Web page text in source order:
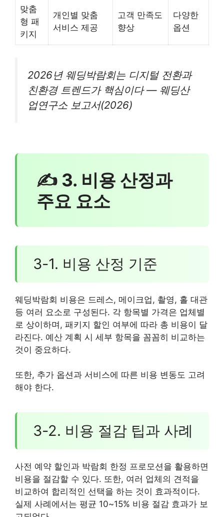
맞춤
형 패
키지
개인별 맞춤
서비스 제공
고객 만족도
향상
다양한
옵션
2026년 웨딩박람회는 디지털 전환과
친환경 트렌드가 핵심이다 — 웨딩산
업연구소 보고서(2026)
✍ 3. 비용 산정과
주요 요소
3-1. 비용 산정 기준
웨딩박람회 비용은 드레스, 메이크업, 촬영, 홀 대관
등 여러 요소로 구성된다. 각 항목별 가격은 업체별
로 상이하며, 패키지 할인 여부에 따라 총 비용이 달
라진다. 예산 계획 시 세부 항목을 꼼꼼히 비교하는
것이 중요하다.
또한, 추가 옵션과 서비스에 따른 비용 변동도 고려
해야 한다.
3-2. 비용 절감 팁과 사례
사전 예약 할인과 박람회 한정 프로모션을 활용하면
비용을 절감할 수 있다. 또한, 여러 업체의 견적을
비교하여 합리적인 선택을 하는 것이 효과적이다.
실제 사례에서는 평균 10~15% 비용 절감 효과가 보